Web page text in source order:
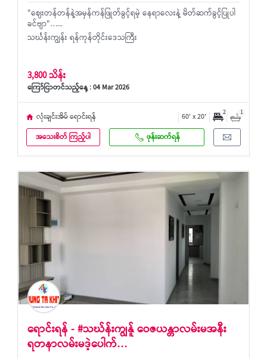
"ဈေးတန်တန်နဲ့အမှန်ကန်ဖြုတ်ခွင့်ရမဲ့ နေရာလေးနဲ့ မိတ်ဆက်ခွင့်ပြုပါ
ခင်‌ဗျာ"…...
သင်္ဃန်းကျွန်း ရန်ကုန်တိုင်းဒေသကြီး
3,800 သိန်း
ကြော်ငြာတင်သည့်နေ့ : 04 Mar 2026
လုံးချင်းအိမ် ရောင်းရန် 60' x 20' 2 1
အသေးစိတ် ကြည့်ပါ ဖုန်းဆက်ရန်
ရောင်းရန် - #သဃ်န်းကျွန်ူ ဝေဇယန္တာလမ်းမအနီး
ရတနာလမ်းမဒဲ့ပေါက်…